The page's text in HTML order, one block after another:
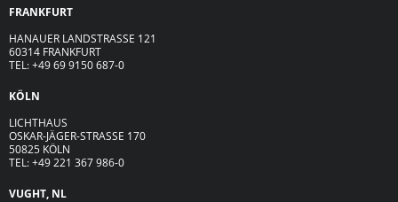
FRANKFURT
HANAUER LANDSTRASSE 121
60314 FRANKFURT
TEL: +49 69 9150 687-0
KÖLN
LICHTHAUS
OSKAR-JÄGER-STRASSE 170
50825 KÖLN
TEL: +49 221 367 986-0
VUGHT, NL